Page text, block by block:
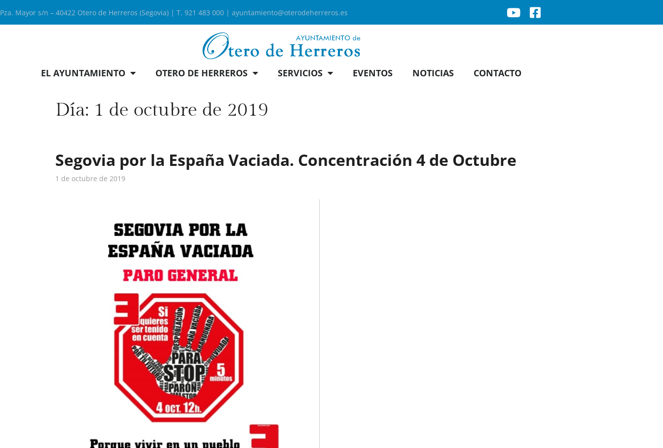
Pza. Mayor s/n – 40422 Otero de Herreros (Segovia) | T. 921 483 000 | ayuntamiento@oterodeherreros.es
EL AYUNTAMIENTO OTERO DE HERREROS SERVICIOS EVENTOS NOTICIAS CONTACTO
Día: 1 de octubre de 2019
Segovia por la España Vaciada. Concentración 4 de Octubre
1 de octubre de 2019